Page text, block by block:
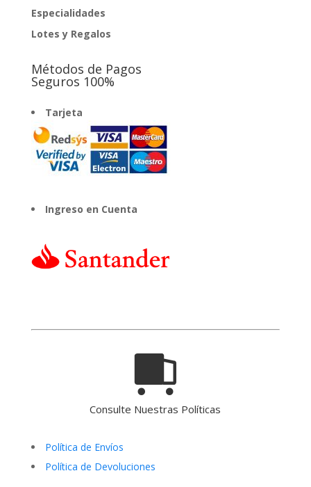
Especialidades
Lotes y Regalos
Métodos de Pagos
Seguros 100%
Tarjeta
Ingreso en Cuenta
Consulte Nuestras Políticas
Política de Envíos
Política de Devoluciones